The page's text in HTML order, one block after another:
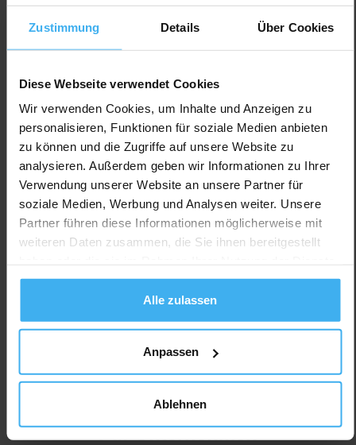
Zustimmung Details Über Cookies
Diese Webseite verwendet Cookies
Wir verwenden Cookies, um Inhalte und Anzeigen zu
personalisieren, Funktionen für soziale Medien anbieten
zu können und die Zugriffe auf unsere Website zu
analysieren. Außerdem geben wir Informationen zu Ihrer
Verwendung unserer Website an unsere Partner für
soziale Medien, Werbung und Analysen weiter. Unsere
Partner führen diese Informationen möglicherweise mit
weiteren Daten zusammen, die Sie ihnen bereitgestellt
gesammelt haben.
Alle zulassen
Anpassen
Ablehnen
CONTAINERDIENST Geschlossen
Terratop Hobmaier GmbH & Co. KG
Noch keine Bewertung
Rombachstr. 50, 84137 Vilsbiburg, Deutschland
Jetzt Anrufen
Für Unternehmen